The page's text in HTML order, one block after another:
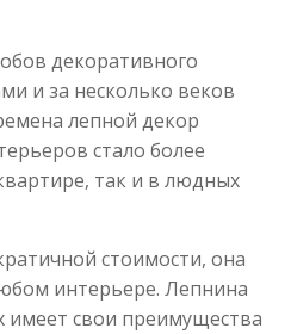
декоративного
и за несколько веков
лепной декор
стало более
так и в людных
стоимости, она
интерьере. Лепнина
имеет свои преимущества